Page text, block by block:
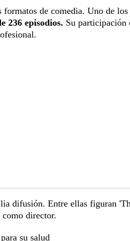
de comedia. Uno de
236 episodios. Su participación
difusión. Entre ellas figuran
director.
su salud